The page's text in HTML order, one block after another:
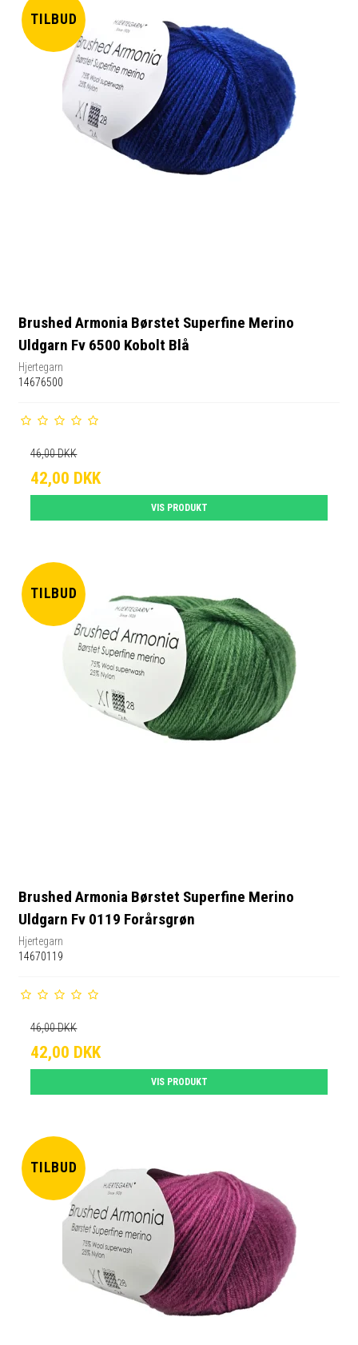
TILBUD
Brushed Armonia Børstet Superfine Merino
Uldgarn Fv 6500 Kobolt Blå
Hjertegarn
14676500
46,00 DKK
42,00 DKK
VIS PRODUKT
TILBUD
Brushed Armonia Børstet Superfine Merino
Uldgarn Fv 0119 Forårsgrøn
Hjertegarn
14670119
46,00 DKK
42,00 DKK
VIS PRODUKT
TILBUD